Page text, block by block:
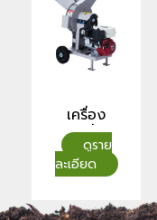
เครื่อง
ย่อยกิ่งไม้
CLP รุ่น
WC155